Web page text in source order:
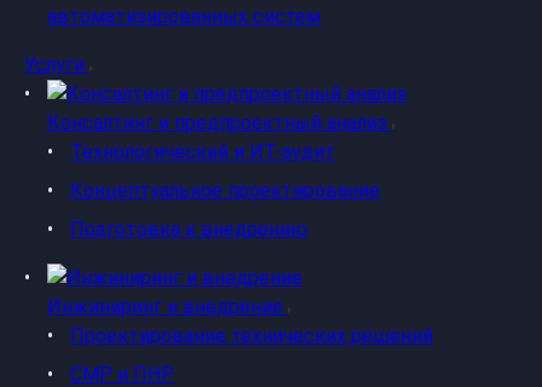
автоматизированных систем
Услуги
Консалтинг и предпроектный анализ
Технологический и ИТ-аудит
Концептуальное проектирование
Подготовка к внедрению
Инжиниринг и внедрение
Проектирование технических решений
СМР и ПНР